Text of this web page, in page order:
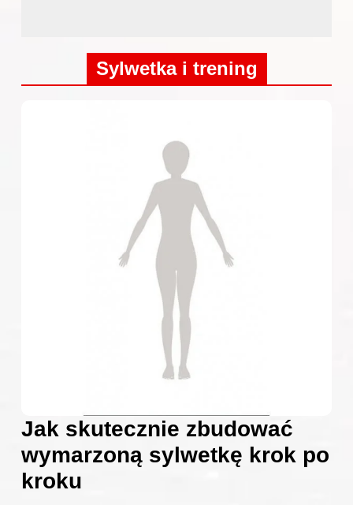
Sylwetka i trening
Jak skutecznie zbudować
wymarzoną sylwetkę krok po
kroku